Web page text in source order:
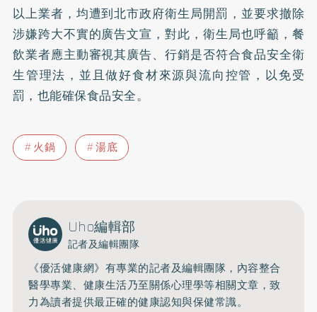
以上業者，均遭到北市政府衛生局開罰，並要求撤除
涉嫌跨大不實的廣告文宣，對此，衛生局也呼籲，餐
飲業者應主動審視其廣告、行銷是否符合食品安全衛
生管理法，並且做好食材來源與流向控管，以免受
罰，也能確保食品安全。
火鍋 湯底
Uho編輯部
記者及編輯團隊
《優活健康網》有專業的記者及編輯團隊，內容整合
醫學專業、健康生活乃至關係心理學等相關文章，致
力為讀者提供最正確的健康認知與保健常識。